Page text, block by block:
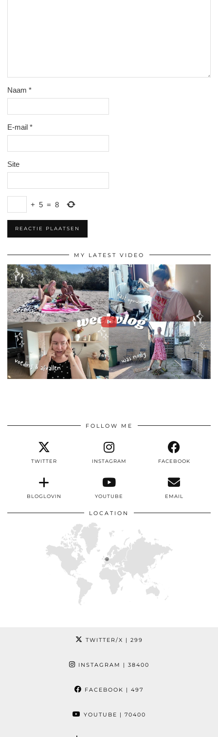
Naam *
E-mail *
Site
+ 5 = 8
MY LATEST VIDEO
FOLLOW ME
TWITTER INSTAGRAM FACEBOOK
BLOGLOVIN YOUTUBE EMAIL
LOCATION
TWITTER/X | 299
INSTAGRAM | 38400
FACEBOOK | 497
YOUTUBE | 70400